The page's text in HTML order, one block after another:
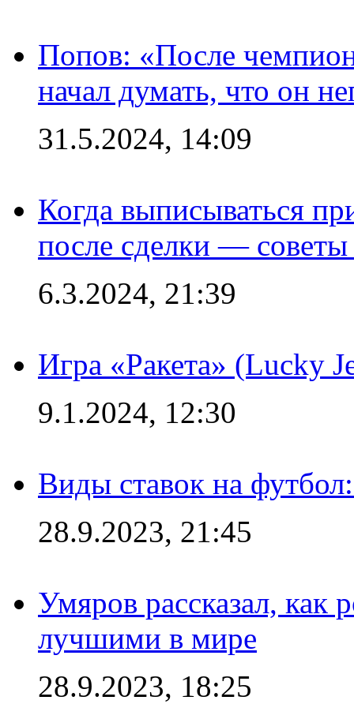
Попов: «После
начал думать, что он
31.5.2024, 14:09
Когда выписываться
после сделки —
6.3.2024, 21:39
Игра «Ракета» (Lucky
9.1.2024, 12:30
Виды ставок на
28.9.2023, 21:45
Умяров рассказал, как
лучшими в мире
28.9.2023, 18:25